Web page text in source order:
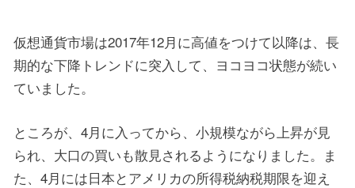
仮想通貨市場は2017年12月に高値をつけて以降は、長
期的な下降トレンドに突入して、ヨコヨコ状態が続い
ていました。
ところが、4月に入ってから、小規模ながら上昇が見
られ、大口の買いも散見されるようになりました。ま
た、4月には日本とアメリカの所得税納税期限を迎え